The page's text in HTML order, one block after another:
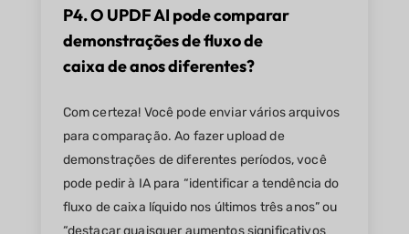
P4. O UPDF AI pode comparar
demonstrações de fluxo de
caixa de anos diferentes?
Com certeza! Você pode enviar vários arquivos
para comparação. Ao fazer upload de
demonstrações de diferentes períodos, você
pode pedir à IA para “identificar a tendência do
fluxo de caixa líquido nos últimos três anos” ou